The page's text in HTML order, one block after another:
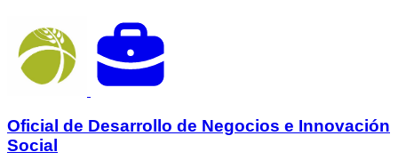
Oficial de Desarrollo de Negocios e Innovación
Social